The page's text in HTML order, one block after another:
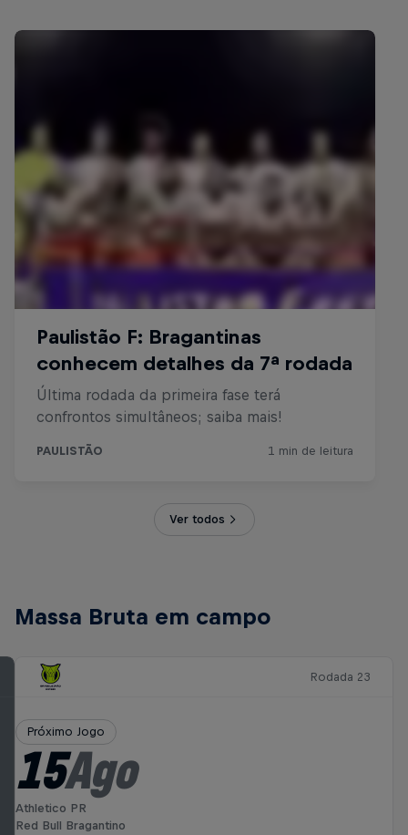
Ver todos
Massa Bruta em campo
Rodada 23
Próximo Jogo
15Ago
Athletico PR
Red Bull Bragantino